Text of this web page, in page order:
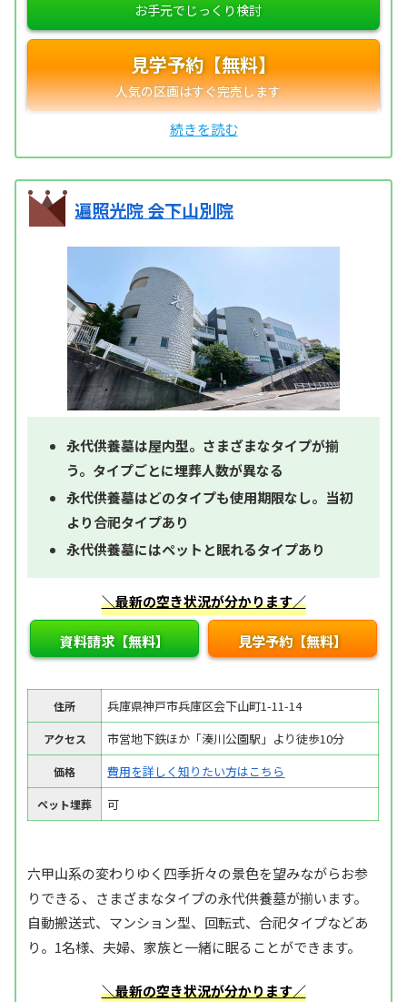
見学予約【無料】
遍照光院 会下山別院
永代供養墓は屋内型。さまざまなタイプが揃
う。タイプごとに埋葬人数が異なる
永代供養墓はどのタイプも使用期限なし。当初
より合祀タイプあり
永代供養墓にはペットと眠れるタイプあり
＼最新の空き状況が分かります／
資料請求【無料】 見学予約【無料】
住所 兵庫県神戸市兵庫区会下山町1-11-14
アクセス 市営地下鉄ほか「湊川公園駅」より徒歩10分
価格 費用を詳しく知りたい方はこちら
ペット埋葬 可
六甲山系の変わりゆく四季折々の景色を望みながらお参
りできる、さまざまなタイプの永代供養墓が揃います。
自動搬送式、マンション型、回転式、合祀タイプなどあ
り。1名様、夫婦、家族と一緒に眠ることができます。
＼最新の空き状況が分かります／